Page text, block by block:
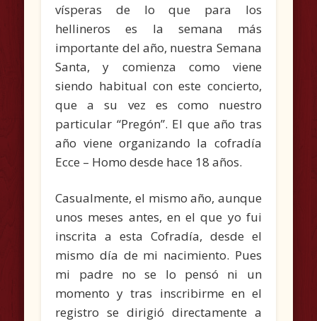
vísperas de lo que para los
hellineros es la semana más
importante del año, nuestra Semana
Santa, y comienza como viene
siendo habitual con este concierto,
que a su vez es como nuestro
particular “Pregón”. El que año tras
año viene organizando la cofradía
Ecce – Homo desde hace 18 años.
Casualmente, el mismo año, aunque
unos meses antes, en el que yo fui
inscrita a esta Cofradía, desde el
mismo día de mi nacimiento. Pues
mi padre no se lo pensó ni un
momento y tras inscribirme en el
registro se dirigió directamente a